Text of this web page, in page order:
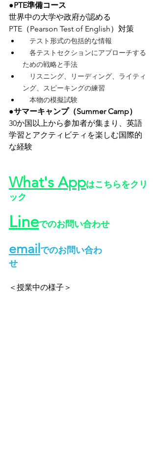
●PTE準備コース
世界中の大学や政府が認める
PTE（Pearson Test of English）対策
テスト形式の包括的な情報
各テストセクションにアプローチする
ための戦略と手法
リスニング、リーディング、ライティ
ング、スピーキングの練習
本物の模擬試験
●サマーキャンプ（Summer Camp）
30か国以上から参加者が集まり、英語
学習とアクティビティを楽しむ国際的
な経験
What's Appはこちらをクリ
ック
Lineでのお問い合わせ
email でのお問い合わ
せ
＜授業中の様子＞